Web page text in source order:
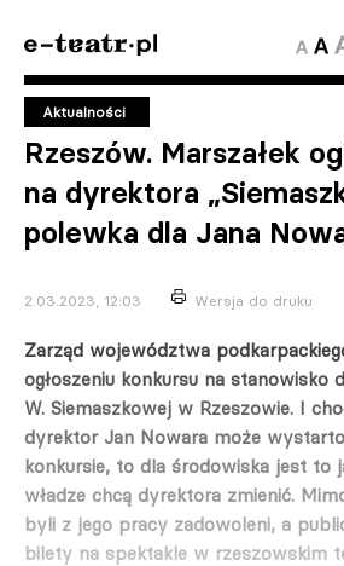
Aktualności
Rzeszów. Marszałek
na dyrektora
polewka dla Jana
2.03.2023, 12:03 Wersja do druku
Zarząd województwa
ogłoszeniu konkursu na stanowisko
W. Siemaszkowej w Rzeszowie. I
dyrektor Jan Nowara może
konkursie, to dla środowiska jest to
władze chcą dyrektora zmienić.
byli z jego pracy zadowoleni, a
bilety na spektakle w rzeszowskim